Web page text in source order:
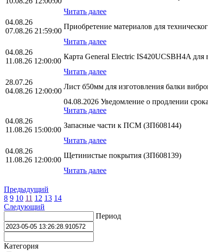
Читать далее
04.08.26
07.08.26 21:59:00
Приобретение материалов для
Читать далее
04.08.26
11.08.26 12:00:00
Карта General Electric IS420UCSBH4A
Читать далее
28.07.26
04.08.26 12:00:00
Лист б50мм для изготовления балки
04.08.2026 Уведомление о продлении
Читать далее
04.08.26
11.08.26 15:00:00
Запасные части к ПСМ (ЗП608144)
Читать далее
04.08.26
11.08.26 12:00:00
Щетинистые покрытия (ЗП608139)
Читать далее
Предыдущий
8 9 10 11 12 13 14
Следующий
Период
Категория